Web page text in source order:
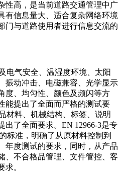
性高，是当前道路交通管理中广
有信息量大、适合复杂网络环境
门与道路使用者进行信息交流的
电气安全、温湿度环境、太阳
振动冲击、电磁兼容、光学显示
度、均匀性、颜色及频闪等方
能提出了全面而严格的测试要
材料、机械结构、标签、说明
出了全面要求。EN 12966-3是专
标准，明确了从原材料控制到
年度测试的要求，同时，从产品
、不合格品管理、文件管控、客
求。